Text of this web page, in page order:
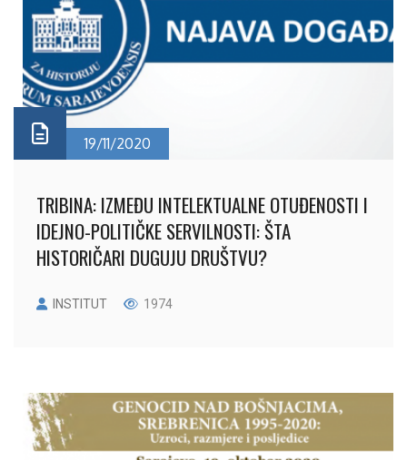
19/11/2020
TRIBINA: IZMEĐU INTELEKTUALNE OTUĐENOSTI I
IDEJNO-POLITIČKE SERVILNOSTI: ŠTA
HISTORIČARI DUGUJU DRUŠTVU?
INSTITUT 1974